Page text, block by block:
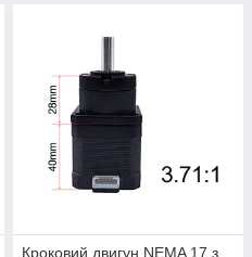
Кроковий двигун NEMA 17 з